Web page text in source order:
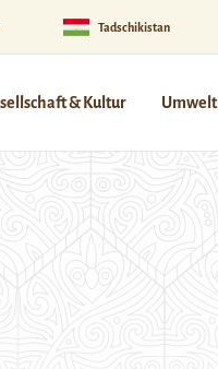
Tadschikistan
& Kultur Umwelt